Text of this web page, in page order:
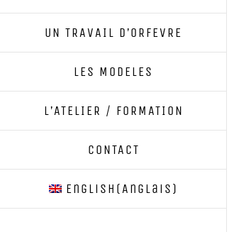
UN TRAVAIL D’ORFEVRE
LES MODELES
L’ATELIER / FORMATION
CONTACT
English (Anglais)